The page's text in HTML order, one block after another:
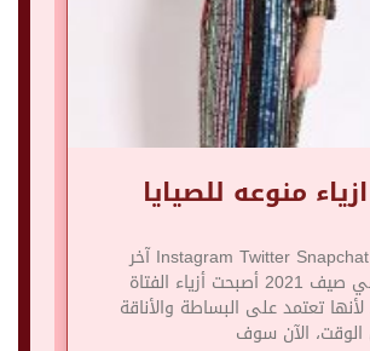
منوعه للصيايا
Instagram Twitter Snapchat Youtube آخر
الأخبار : في صيف 2021 أصبحت أزياء الفتاة
لأنها تعتمد على البساطة والأناقة
الآن سوف